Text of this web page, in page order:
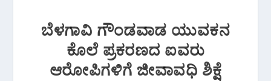
ಬೆಳಗಾವಿ ಗೌಂಡವಾಡ ಯುವಕನ
ಕೊಲೆ ಪ್ರಕರಣದ ಐವರು
ಆರೋಪಿಗಳಿಗೆ ಜೀವಾವಧಿ ಶಿಕ್ಷೆ